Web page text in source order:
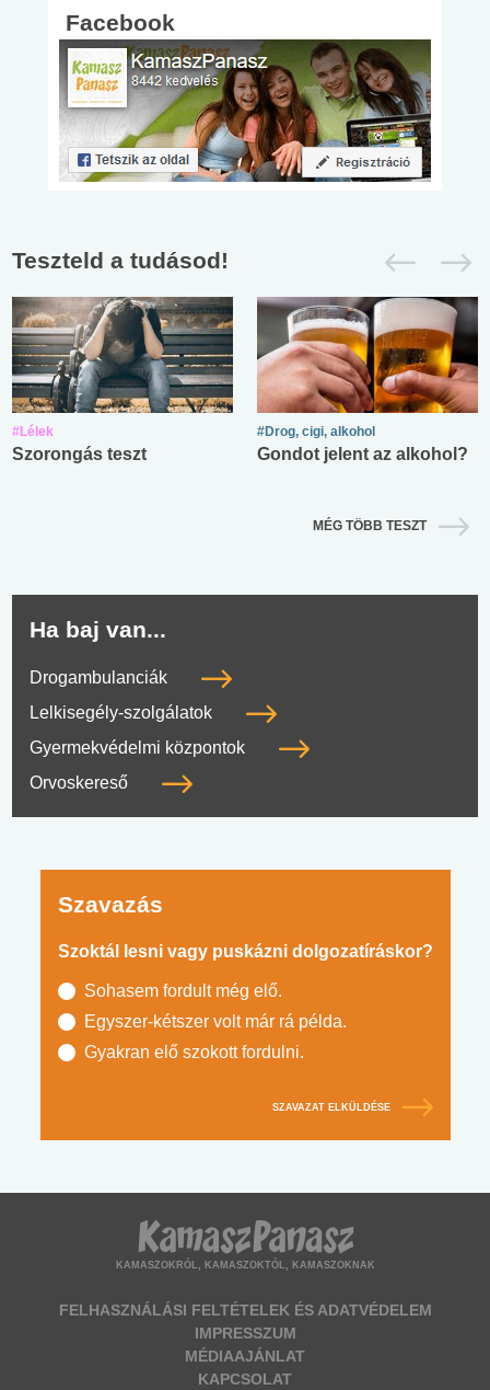
Facebook
Teszteld a tudásod!
#Lélek
Szorongás teszt
#Drog, cigi, alkohol
Gondot jelent az alkohol?
MÉG TÖBB TESZT
Ha baj van...
Drogambulanciák
Lelkisegély-szolgálatok
Gyermekvédelmi központok
Orvoskereső
Szavazás
Szoktál lesni vagy puskázni dolgozatíráskor?
Sohasem fordult még elő.
Egyszer-kétszer volt már rá példa.
Gyakran elő szokott fordulni.
SZAVAZAT ELKÜLDÉSE
KAMASZOKRÓL, KAMASZOKTÓL, KAMASZOKNAK
FELHASZNÁLÁSI FELTÉTELEK ÉS ADATVÉDELEM
IMPRESSZUM
MÉDIAAJÁNLAT
KAPCSOLAT